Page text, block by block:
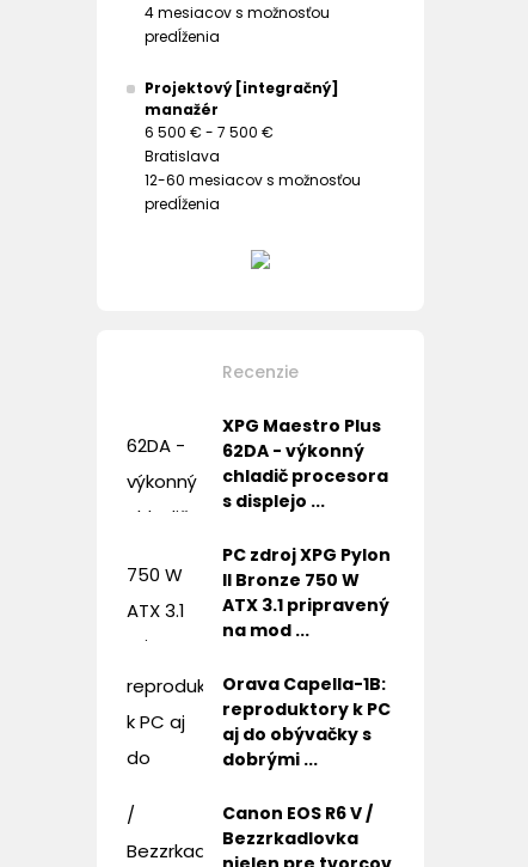
4 mesiacov s možnosťou
predĺženia
Projektový [integračný]
manažér
6 500 € - 7 500 €
Bratislava
12-60 mesiacov s možnosťou
predĺženia
Recenzie
XPG Maestro Plus
62DA - výkonný
chladič procesora
s displejo ...
PC zdroj XPG Pylon
II Bronze 750 W
ATX 3.1 pripravený
na mod ...
Orava Capella-1B:
reproduktory k PC
aj do obývačky s
dobrými ...
Canon EOS R6 V /
Bezzrkadlovka